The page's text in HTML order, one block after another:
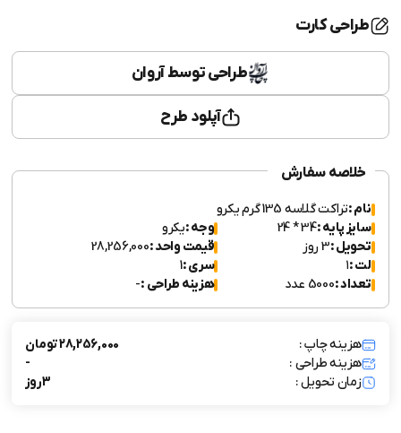
طراحی کارت
طراحی توسط آروان
آپلود طرح
خلاصه سفارش
نام :تراکت گلاسه 135 گرم یکرو
سایز پایه :34 * 24 وجه :یکرو
تحویل :3 روز قیمت واحد :28,256,000
لت :۱ سری :1
تعداد :5000 عدد هزینه طراحی :-
هزینه چاپ :
28,256,000 تومان
هزینه طراحی :
-
زمان تحویل :
3 روز